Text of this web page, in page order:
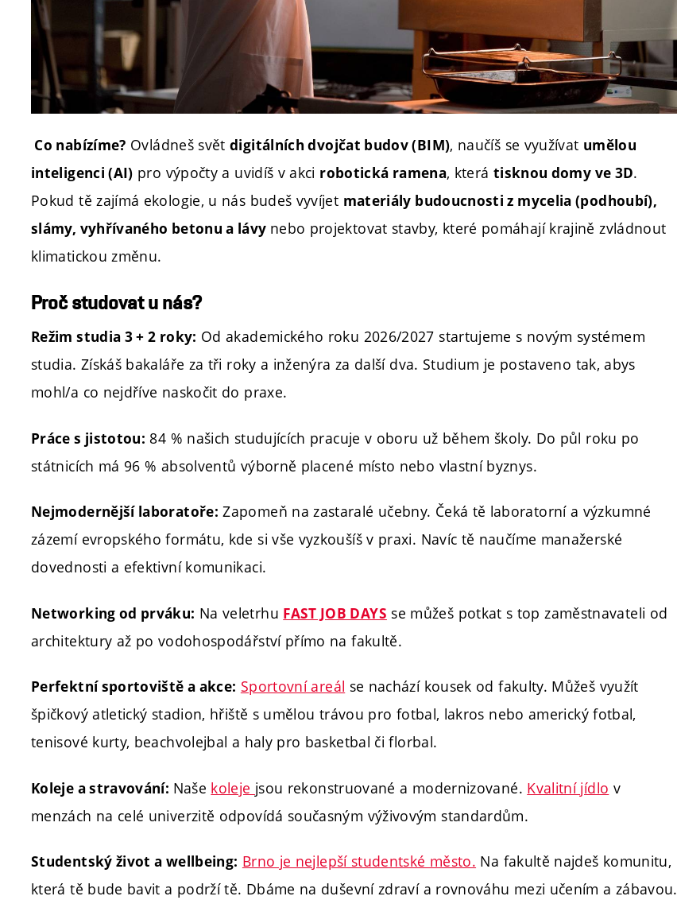
Co nabízíme? Ovládneš světdigitálních dvojčat budov(BIM), naučíš se využívat umělou
inteligenci (AI) pro výpočty a uvidíš v akci robotická ramena, která tisknou domy ve 3D.
Pokud tě zajímá ekologie, u nás budeš vyvíjet materiály budoucnosti z mycelia (podhoubí),
slámy, vyhřívaného betonu a lávy nebo projektovat stavby, které pomáhají krajině zvládnout
klimatickou změnu.
Proč studovat u nás?
Režim studia 3 + 2 roky: Od akademického roku 2026/2027 startujeme s novým systémem
studia. Získáš bakaláře za tři roky a inženýra za další dva. Studium je postaveno tak, abys
mohl/a co nejdříve naskočit do praxe.
Práce s jistotou: 84 % našich studujících pracuje v oboru už během školy. Do půl roku po
státnicích má 96 % absolventů výborně placené místo nebo vlastní byznys.
Nejmodernější laboratoře: Zapomeň na zastaralé učebny. Čeká tě laboratorní a výzkumné
zázemí evropského formátu, kde si vše vyzkoušíš v praxi. Navíc tě naučíme manažerské
dovednosti a efektivní komunikaci.
Networking od prváku: Na veletrhu FAST JOB DAYS se můžeš potkat s top zaměstnavateli od
architektury až po vodohospodářství přímo na fakultě.
Perfektní sportoviště a akce: Sportovní areál se nachází kousek od fakulty. Můžeš využít
špičkový atletický stadion, hřiště s umělou trávou pro fotbal, lakros nebo americký fotbal,
tenisové kurty, beachvolejbal a haly pro basketbal či florbal.
Koleje a stravování: Naše koleje jsou rekonstruované a modernizované. Kvalitní jídlo v
menzách na celé univerzitě odpovídá současným výživovým standardům.
Studentský život a wellbeing: Brno je nejlepší studentské město. Na fakultě najdeš komunitu,
která tě bude bavit a podrží tě. Dbáme na duševní zdraví a rovnováhu mezi učením a zábavou.